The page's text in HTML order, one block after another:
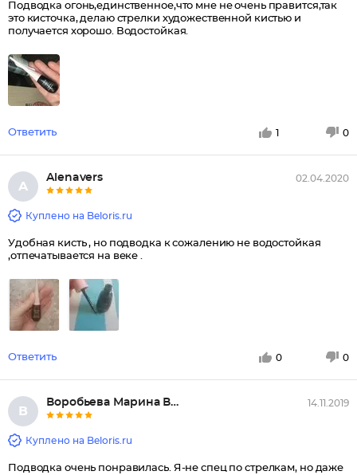
Подводка огонь,единственное,что мне не очень правится,так
это кисточка, делаю стрелки художественной кистью и
получается хорошо. Водостойкая.
Ответить 1 0
A
Alenavers 02.04.2020
Куплено на Beloris.ru
Удобная кисть , но подводка к сожалению не водостойкая
,отпечатывается на веке .
Ответить 0 0
В
Воробьева Марина Владимировна 14.11.2019
Куплено на Beloris.ru
Подводка очень понравилась. Я-не спец по стрелкам, но даже